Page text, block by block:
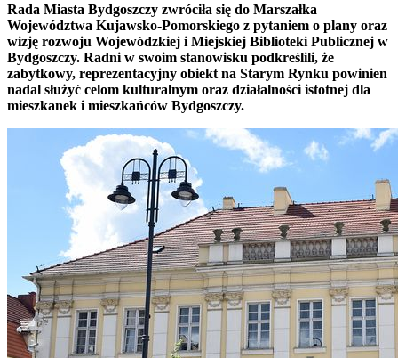
Rada Miasta Bydgoszczy zwróciła się do Marszałka
Województwa Kujawsko-Pomorskiego z pytaniem o plany oraz
wizję rozwoju Wojewódzkiej i Miejskiej Biblioteki Publicznej w
Bydgoszczy. Radni w swoim stanowisku podkreślili, że
zabytkowy, reprezentacyjny obiekt na Starym Rynku powinien
nadal służyć celom kulturalnym oraz działalności istotnej dla
mieszkanek i mieszkańców Bydgoszczy.